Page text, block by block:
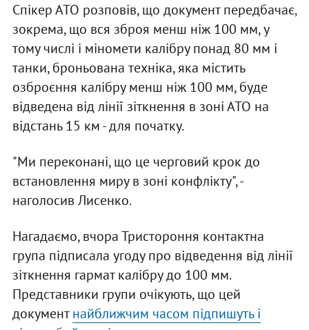
Спікер АТО розповів, що документ передбачає,
зокрема, що вся зброя менш ніж 100 мм, у
тому числі і міномети калібру понад 80 мм і
танки, броньована техніка, яка містить
озброєння калібру менш ніж 100 мм, буде
відведена від лінії зіткнення в зоні АТО на
відстань 15 км - для початку.
"Ми переконані, що це черговий крок до
встановлення миру в зоні конфлікту", -
наголосив Лисенко.
Нагадаємо, вчора Тристороння контактна
група підписала угоду про відведення від лінії
зіткнення гармат калібру до 100 мм.
Представники групи очікують, що цей
документнайближчим часом підпишуть і